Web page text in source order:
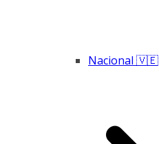
Nacional 🇻🇪